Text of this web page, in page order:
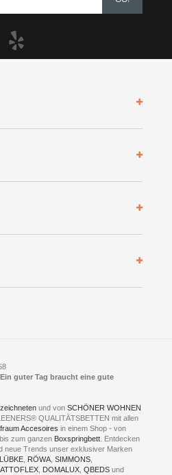
Onlineartikel.
Terminreservierung
guter Tag braucht eine gute
und vonSCHÖNER WOHNEN
QUALITÄTSBETTEN mit allen
Accesoires in einem Shop - von
bis zum ganzen Boxspringbett . Entdecken
neue Trends unser exklusiver Marken
RÖWA ,SIMMONS
DOMALUX ,QBEDS und